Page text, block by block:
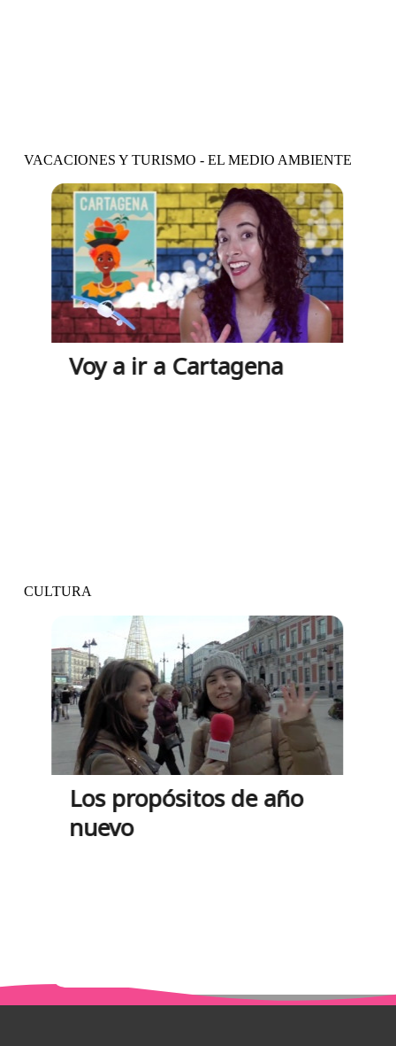
VACACIONES Y TURISMO - EL MEDIO AMBIENTE
Voy a ir a Cartagena
CULTURA
Los propósitos de año
nuevo